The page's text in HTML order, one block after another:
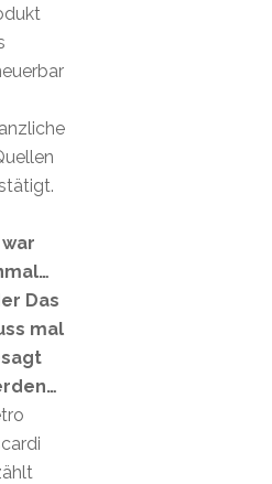
war
Das
mal